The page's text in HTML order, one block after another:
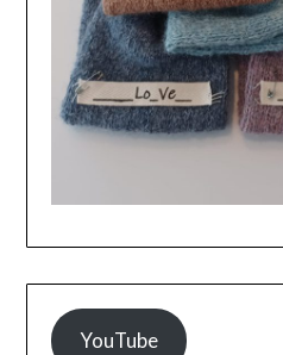
YouTube